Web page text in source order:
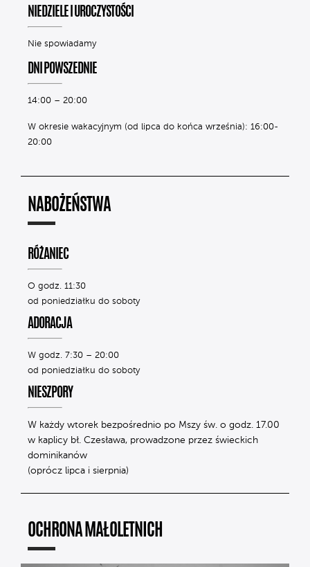
NIEDZIELE I UROCZYSTOŚCI
Nie spowiadamy
DNI POWSZEDNIE
14:00 – 20:00
W okresie wakacyjnym (od lipca do końca września): 16:00-
20:00
NABOŻEŃSTWA
RÓŻANIEC
O godz. 11:30
od poniedziałku do soboty
ADORACJA
W godz. 7:30 – 20:00
od poniedziałku do soboty
NIESZPORY
W każdy wtorek bezpośrednio po Mszy św. o godz. 17.00
w kaplicy bł. Czesława, prowadzone przez świeckich
dominikanów
(oprócz lipca i sierpnia)
OCHRONA MAŁOLETNICH